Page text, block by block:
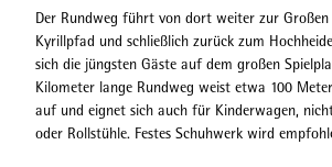
Der Rundweg führt von dort weiter zur Großen
Kyrillpfad und schließlich zurück zum
sich die jüngsten Gäste auf dem großen
Kilometer lange Rundweg weist etwa 100
auf und eignet sich auch für Kinderwagen,
oder Rollstühle. Festes Schuhwerk wird